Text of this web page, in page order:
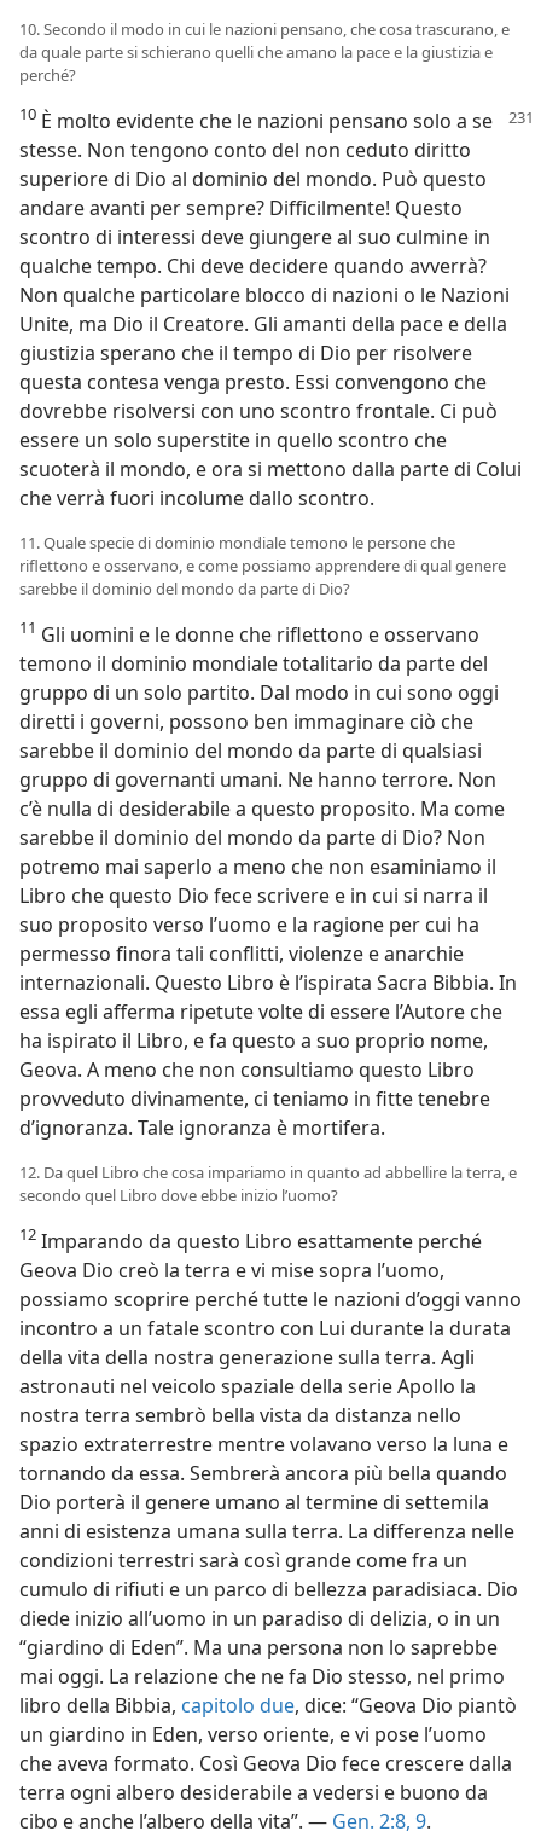
10. Secondo il modo in cui le nazioni pensano, che cosa trascurano, e
da quale parte si schierano quelli che amano la pace e la giustizia e
perché?
10 È molto evidente che le nazioni pensano solo a se
stesse. Non tengono conto del non ceduto diritto
superiore di Dio al dominio del mondo. Può questo
andare avanti per sempre? Difficilmente! Questo
scontro di interessi deve giungere al suo culmine in
qualche tempo. Chi deve decidere quando avverrà?
Non qualche particolare blocco di nazioni o le Nazioni
Unite, ma Dio il Creatore. Gli amanti della pace e della
giustizia sperano che il tempo di Dio per risolvere
questa contesa venga presto. Essi convengono che
dovrebbe risolversi con uno scontro frontale. Ci può
essere un solo superstite in quello scontro che
scuoterà il mondo, e ora si mettono dalla parte di Colui
che verrà fuori incolume dallo scontro.
11. Quale specie di dominio mondiale temono le persone che
riflettono e osservano, e come possiamo apprendere di qual genere
sarebbe il dominio del mondo da parte di Dio?
11 Gli uomini e le donne che riflettono e osservano
temono il dominio mondiale totalitario da parte del
gruppo di un solo partito. Dal modo in cui sono oggi
diretti i governi, possono ben immaginare ciò che
sarebbe il dominio del mondo da parte di qualsiasi
gruppo di governanti umani. Ne hanno terrore. Non
c’è nulla di desiderabile a questo proposito. Ma come
sarebbe il dominio del mondo da parte di Dio? Non
potremo mai saperlo a meno che non esaminiamo il
Libro che questo Dio fece scrivere e in cui si narra il
suo proposito verso l’uomo e la ragione per cui ha
permesso finora tali conflitti, violenze e anarchie
internazionali. Questo Libro è l’ispirata Sacra Bibbia. In
essa egli afferma ripetute volte di essere l’Autore che
ha ispirato il Libro, e fa questo a suo proprio nome,
Geova. A meno che non consultiamo questo Libro
provveduto divinamente, ci teniamo in fitte tenebre
d’ignoranza. Tale ignoranza è mortifera.
12. Da quel Libro che cosa impariamo in quanto ad abbellire la terra, e
secondo quel Libro dove ebbe inizio l’uomo?
12 Imparando da questo Libro esattamente perché
Geova Dio creò la terra e vi mise sopra l’uomo,
possiamo scoprire perché tutte le nazioni d’oggi vanno
incontro a un fatale scontro con Lui durante la durata
della vita della nostra generazione sulla terra. Agli
astronauti nel veicolo spaziale della serie Apollo la
nostra terra sembrò bella vista da distanza nello
spazio extraterrestre mentre volavano verso la luna e
tornando da essa. Sembrerà ancora più bella quando
Dio porterà il genere umano al termine di settemila
anni di esistenza umana sulla terra. La differenza nelle
condizioni terrestri sarà così grande come fra un
cumulo di rifiuti e un parco di bellezza paradisiaca. Dio
diede inizio all’uomo in un paradiso di delizia, o in un
“giardino di Eden”. Ma una persona non lo saprebbe
mai oggi. La relazione che ne fa Dio stesso, nel primo
libro della Bibbia, capitolo due, dice: “Geova Dio piantò
un giardino in Eden, verso oriente, e vi pose l’uomo
che aveva formato. Così Geova Dio fece crescere dalla
terra ogni albero desiderabile a vedersi e buono da
cibo e anche l’albero della vita”. — Gen. 2:8, 9.